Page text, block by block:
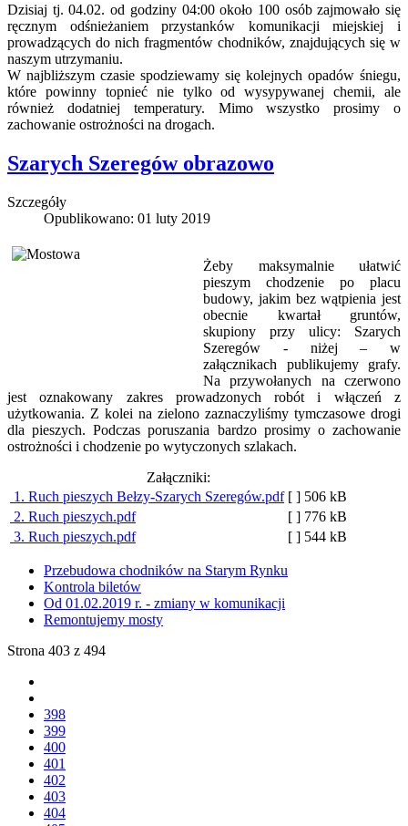
Dzisiaj tj. 04.02. od godziny 04:00 około 100 osób zajmowało się
ręcznym odśnieżaniem przystanków komunikacji miejskiej i
prowadzących do nich fragmentów chodników, znajdujących się w
naszym utrzymaniu.
W najbliższym czasie spodziewamy się kolejnych opadów śniegu,
które powinny topnieć nie tylko od wysypywanej chemii, ale
również dodatniej temperatury. Mimo wszystko prosimy o
zachowanie ostrożności na drogach.
Szarych Szeregów obrazowo
Szczegóły
Opublikowano: 01 luty 2019
Żeby maksymalnie ułatwić
pieszym chodzenie po placu
budowy, jakim bez wątpienia jest
obecnie kwartał gruntów,
skupiony przy ulicy: Szarych
Szeregów - niżej – w
załącznikach publikujemy grafy.
Na przywołanych na czerwono
jest oznakowany zakres prowadzonych robót i włączeń z
użytkowania. Z kolei na zielono zaznaczyliśmy tymczasowe drogi
dla pieszych. Podczas poruszania bardzo prosimy o zachowanie
ostrożności i chodzenie po wytyczonych szlakach.
Załączniki:
1. Ruch pieszych Bełzy-Szarych Szeregów.pdf [ ] 506 kB
2. Ruch pieszych.pdf
[ ] 776 kB
3. Ruch pieszych.pdf
[ ] 544 kB
Przebudowa chodników na Starym Rynku
Kontrola biletów
Od 01.02.2019 r. - zmiany w komunikacji
Remontujemy mosty
Strona 403 z 494
398
399
400
401
402
403
404